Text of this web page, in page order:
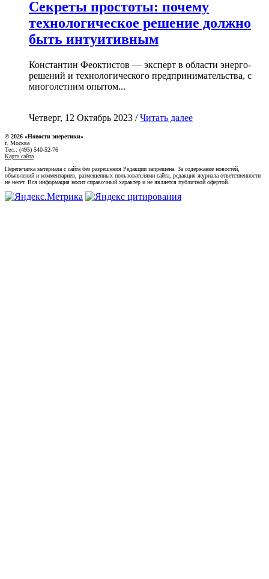
Секреты простоты: почему
технологическое решение должно
быть интуитивным
Константин Феоктистов — эксперт в области энерго-
решений и технологического предпринимательства, с
многолетним опытом...
Четверг, 12 Октябрь 2023 /Читать далее
© 2026 «Новости энеретики»
г. Москва
Тел.: (495) 540-52-76
Карта сайта
Перепечатка материала с сайта без разрешения Редакции запрещена. За содержание новостей,
объявлений и комментариев, размещенных пользователями сайта, редакция журнала ответственности
не несет. Вся информация носит справочный характер и не является публичной офертой.